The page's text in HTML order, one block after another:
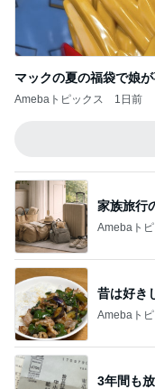
マックの夏の福袋で娘
Amebaトピックス 1日前
家族旅行
Amebaト
昔は好き
Amebaト
3年間も